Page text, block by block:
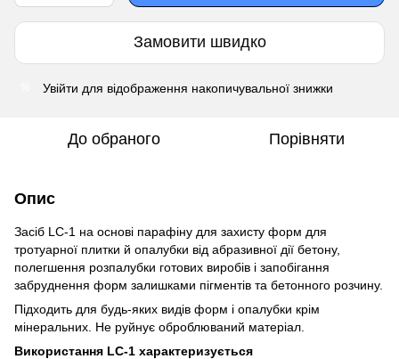
Замовити швидко
Увійти для відображення накопичувальної знижки
До обраного Порівняти
Опис
Засіб LC-1 на основі парафіну для захисту форм для
тротуарної плитки й опалубки від абразивної дії бетону,
полегшення розпалубки готових виробів і запобігання
забруднення форм залишками пігментів та бетонного розчину.
Підходить для будь-яких видів форм і опалубки крім
мінеральних. Не руйнує оброблюваний матеріал.
Використання LC-1 характеризується